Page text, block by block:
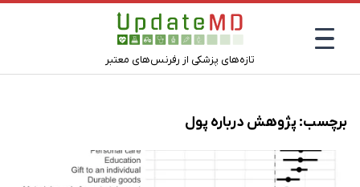
تازه‌های پزشکی از رفرنس‌های معتبر
برچسب: پژوهش درباره پول